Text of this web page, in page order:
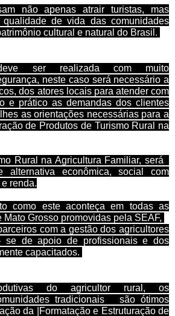
não apenas atrair turistas, mas
de vida das comunidades
cultural e natural do Brasil.
ser realizada com muito
neste caso será necessário a
dos atores locais para atender com
e prático as demandas dos clientes
as orientações necessárias para a
de Produtos de Turismo Rural na
Rural na Agricultura Familiar, será
alternativa econômica, social com
renda.
como este aconteça em todas as
Mato Grosso promovidas pela SEAF,
com a gestão dos agricultores
se de apoio de profissionais e dos
capacitados.
do agricultor rural, os
tradicionais são ótimos
da |Formatação e Estruturação de